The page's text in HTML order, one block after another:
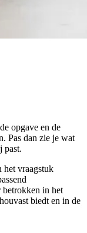
opgave en de
Pas dan zie je wat
past.
het vraagstuk
betrokken in het
biedt en in de